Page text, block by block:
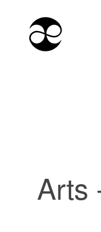
Arts